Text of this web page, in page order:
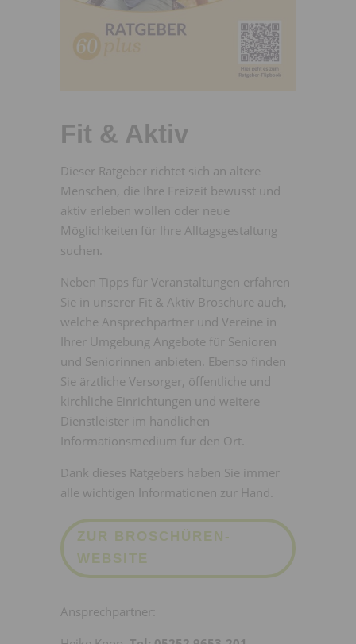
Fit & Aktiv
Dieser Ratgeber richtet sich an ältere
Menschen, die Ihre Freizeit bewusst und
aktiv erleben wollen oder neue
Möglichkeiten für Ihre Alltagsgestaltung
suchen.
Neben Tipps für Veranstaltungen erfahren
Sie in unserer Fit & Aktiv Broschüre auch,
welche Ansprechpartner und Vereine in
Ihrer Umgebung Angebote für Senioren
und Seniorinnen anbieten. Ebenso finden
Sie ärztliche Versorger, öffentliche und
kirchliche Einrichtungen und weitere
Dienstleister im handlichen
Informationsmedium für den Ort.
Dank dieses Ratgebers haben Sie immer
alle wichtigen Informationen zur Hand.
ZUR BROSCHÜREN-
WEBSITE
Ansprechpartner: